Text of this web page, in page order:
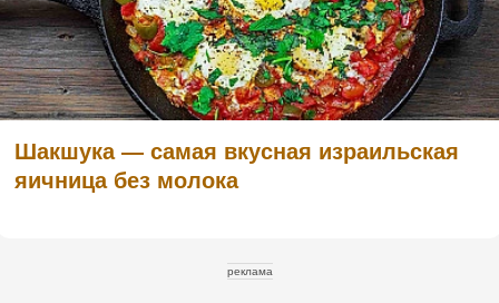
Шакшука — самая вкусная израильская
яичница без молока
реклама